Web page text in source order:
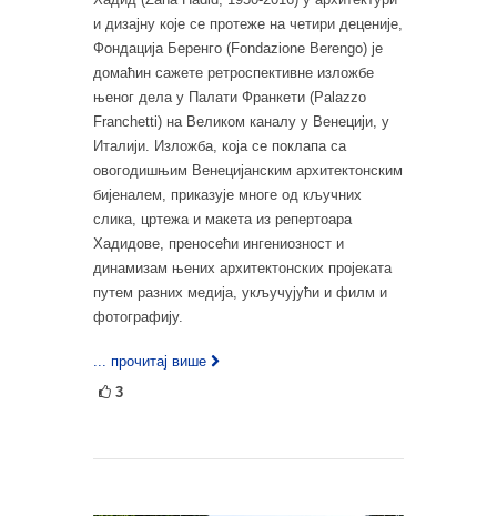
и дизајну које се протеже на четири деценије,
Фондација Беренго (Fondazione Berengo) је
домаћин сажете ретроспективне изложбе
њеног дела у Палати Франкети (Palazzo
Franchetti) на Великом каналу у Венецији, у
Италији. Изложба, која се поклапа са
овогодишњим Венецијанским архитектонским
бијеналем, приказује многе од кључних
слика, цртежа и макета из репертоара
Хадидове, преносећи ингениозност и
динамизам њених архитектонских пројеката
путем разних медија, укључујући и филм и
фотографију.
... прочитај више
3